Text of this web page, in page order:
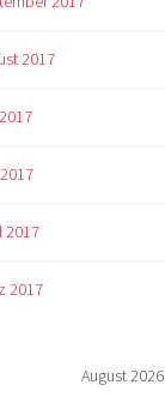
2017
2017
2017
August 2026